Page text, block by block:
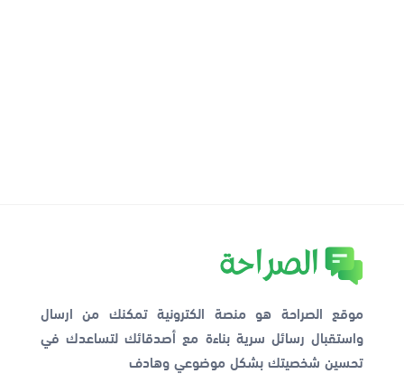
موقع الصراحة هو منصة الكترونية تمكنك من ارسال
واستقبال رسائل سرية بناءة مع أصدقائك لتساعدك في
تحسين شخصيتك بشكل موضوعي وهادف